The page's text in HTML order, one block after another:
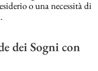
o una necessità di
dei Sogni con